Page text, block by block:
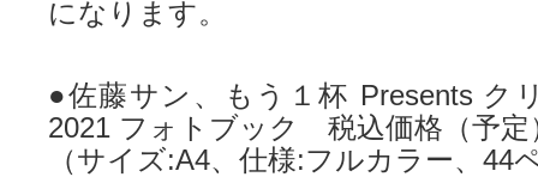
になります。
●佐藤サン、もう１杯 Presents ク
2021 フォトブック 税込価格（予定
（サイズ:A4、仕様:フルカラー、44